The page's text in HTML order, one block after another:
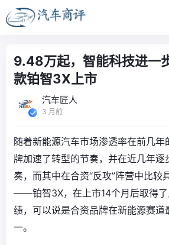
9.48万起，智能科技进一
款铂智3X上市
汽车匠人
3 月前
随着新能源汽车市场渗透率在前几年
牌加速了转型的节奏，并在近几年逐
奏，而其中在合资“反攻”阵营中比较
——铂智3X，在上市14个月后取得了
绩，可以说是合资品牌在新能源赛道
一。